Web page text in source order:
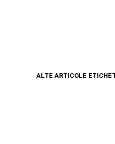
ALTE ARTICOLE